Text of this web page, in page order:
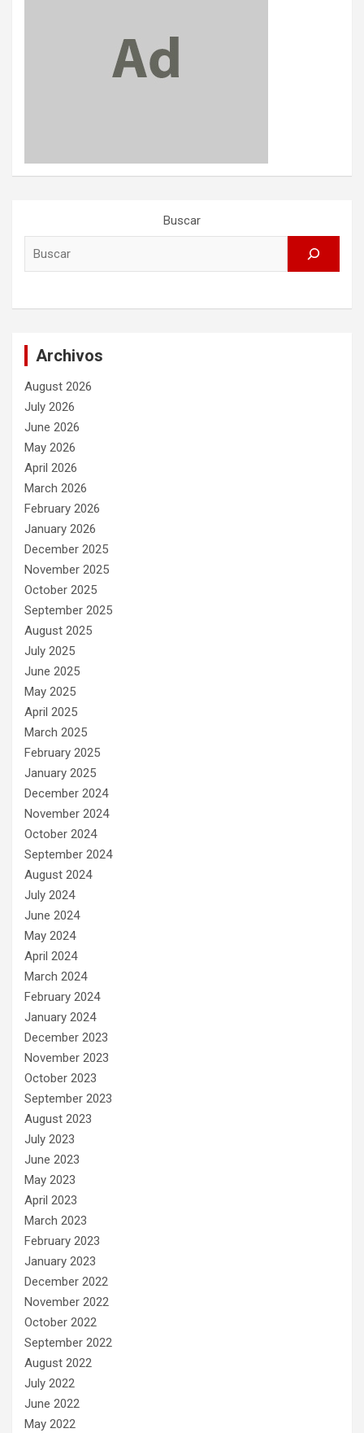
Buscar
Archivos
August 2026
July 2026
June 2026
May 2026
April 2026
March 2026
February 2026
January 2026
December 2025
November 2025
October 2025
September 2025
August 2025
July 2025
June 2025
May 2025
April 2025
March 2025
February 2025
January 2025
December 2024
November 2024
October 2024
September 2024
August 2024
July 2024
June 2024
May 2024
April 2024
March 2024
February 2024
January 2024
December 2023
November 2023
October 2023
September 2023
August 2023
July 2023
June 2023
May 2023
April 2023
March 2023
February 2023
January 2023
December 2022
November 2022
October 2022
September 2022
August 2022
July 2022
June 2022
May 2022